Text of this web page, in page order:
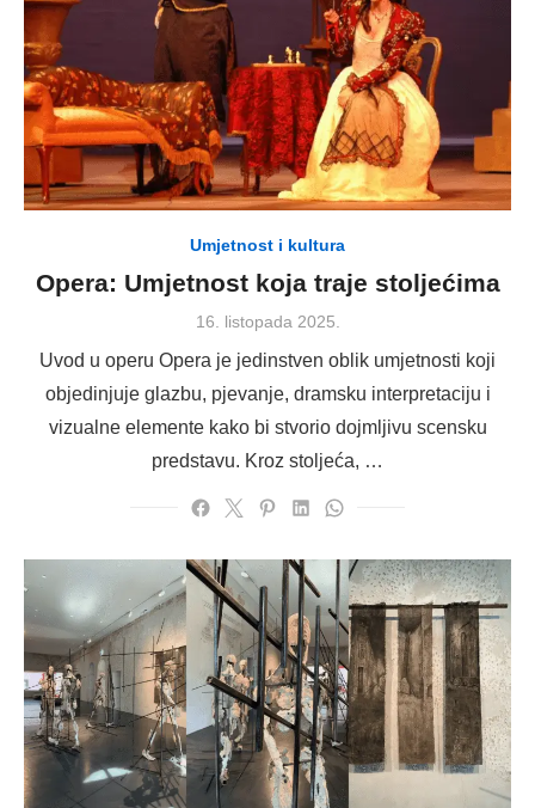
Umjetnost i kultura
Opera: Umjetnost koja traje stoljećima
Posted
16. listopada 2025.
Uvod u operu Opera je jedinstven oblik umjetnosti koji
objedinjuje glazbu, pjevanje, dramsku interpretaciju i
vizualne elemente kako bi stvorio dojmljivu scensku
predstavu. Kroz stoljeća, …